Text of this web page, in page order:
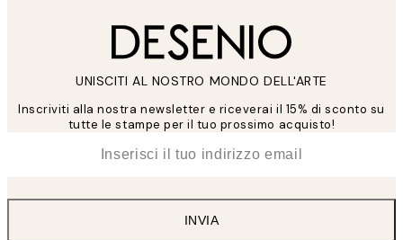
UNISCITI AL NOSTRO MONDO DELL'ARTE
Inscriviti alla nostra newsletter e riceverai il 15% di sconto su
tutte le stampe per il tuo prossimo acquisto!
INVIA